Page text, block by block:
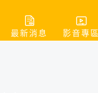
最新消息 影音專區